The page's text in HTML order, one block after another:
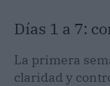
Días 1 a 7:
La primera
claridad y